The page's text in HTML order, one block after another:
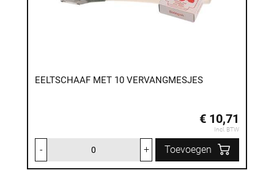
EELTSCHAAF MET 10 VERVANGMESJES
€ 10,71
Incl. BTW
- + Toevoegen